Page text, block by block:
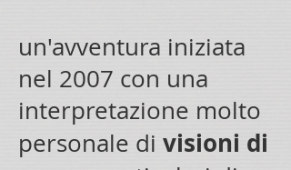
un'avventura iniziata
nel 2007 con una
interpretazione molto
personale di visioni di